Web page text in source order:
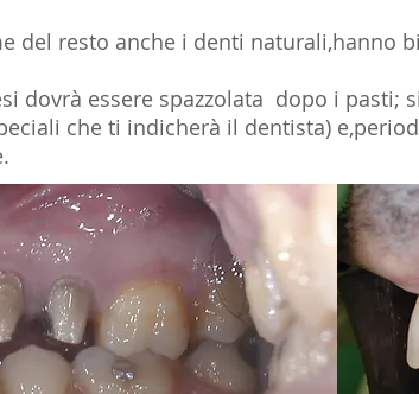
del resto anche i denti naturali,hanno
dovrà essere spazzolata dopo i pasti;
che ti indicherà il dentista)